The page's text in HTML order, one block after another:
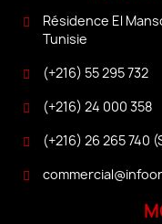
Résidence El
Tunisie
(+216) 55 295 732
(+216) 24 000 358
(+216) 26 265 740